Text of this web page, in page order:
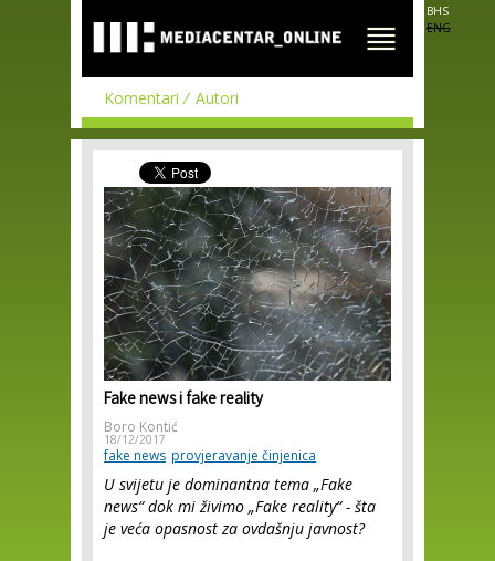
main
content
BHS
ENG
Komentari Autori
Fake news i fake reality
Boro Kontić
18/12/2017
fake news provjeravanje činjenica
U svijetu je dominantna tema „Fake
news“ dok mi živimo „Fake reality“ - šta
je veća opasnost za ovdašnju javnost?